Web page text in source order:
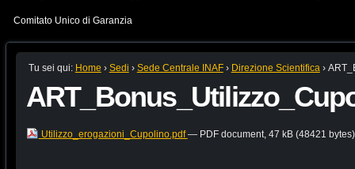
Comitato Unico di Garanzia
Tu sei qui: Home › Sedi › Sede Centrale INAF › Direzione Scientifica ›
Utilizzo_erogazioni_Cupolino.pdf— PDF document, 47 kB (48421 bytes)